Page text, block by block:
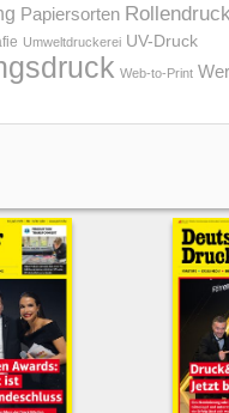
Papiersorten Rollendruck
Umweltdruckerei UV-Druck
Web-to-Print